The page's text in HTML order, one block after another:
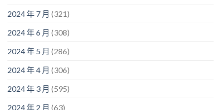
2024 年 7 月 (321)
2024 年 6 月 (308)
2024 年 5 月 (286)
2024 年 4 月 (306)
2024 年 3 月 (595)
2024 年 2 月 (63)